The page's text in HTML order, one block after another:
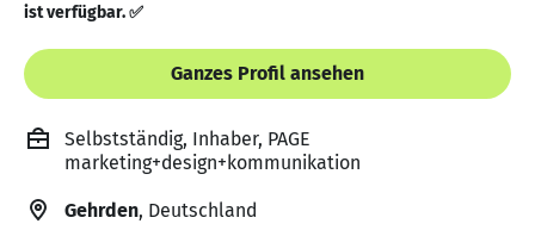
ist verfügbar. ✅
Ganzes Profil ansehen
Selbstständig, Inhaber, PAGE
marketing+design+kommunikation
Gehrden, Deutschland